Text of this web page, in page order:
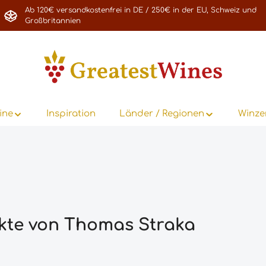
Ab 120€ versandkostenfrei in DE / 250€ in der EU, Schweiz und
Großbritannien
Inspiration Länder / Regionen
von Thomas Straka